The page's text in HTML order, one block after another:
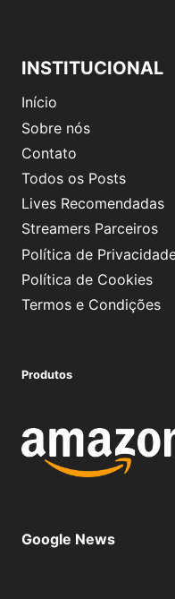
INSTITUCIONAL
Início
Sobre nós
Contato
Todos os Posts
Lives Recomendadas
Streamers Parceiros
Política de
Política de Cookies
Termos e Condições
Produtos
Google News